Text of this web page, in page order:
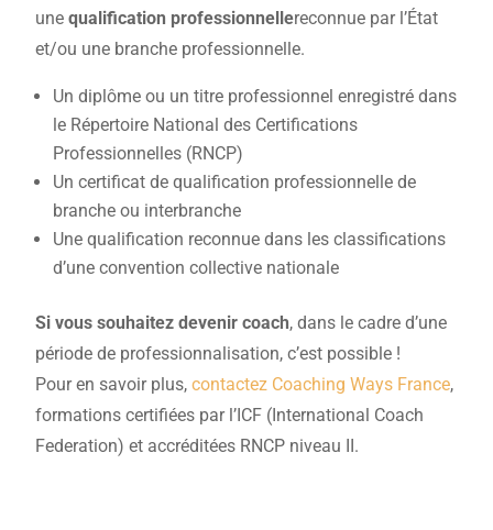
unequalification professionnellereconnue par l’État
et/ou une branche professionnelle.
Un diplôme ou un titre professionnel enregistré dans
le Répertoire National des Certifications
Professionnelles (RNCP)
Un certificat de qualification professionnelle de
branche ou interbranche
Une qualification reconnue dans les classifications
d’une convention collective nationale
Si vous souhaitez devenir coach, dans le cadre d’une
période de professionnalisation, c’est possible !
Pour en savoir plus,contactez Coaching Ways France,
formations certifiées par l’ICF (International Coach
Federation) et accréditées RNCP niveau II.